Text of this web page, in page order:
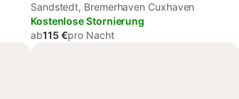
Sandstedt, Bremerhaven Cuxhaven
Kostenlose Stornierung
ab115 €pro Nacht